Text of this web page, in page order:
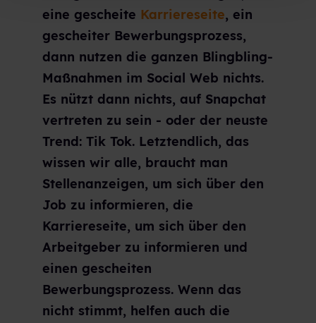
eine gescheite Karriereseite, ein
gescheiter Bewerbungsprozess,
dann nutzen die ganzen Blingbling-
Maßnahmen im Social Web nichts.
Es nützt dann nichts, auf Snapchat
vertreten zu sein - oder der neuste
Trend: Tik Tok. Letztendlich, das
wissen wir alle, braucht man
Stellenanzeigen, um sich über den
Job zu informieren, die
Karriereseite, um sich über den
Arbeitgeber zu informieren und
einen gescheiten
Bewerbungsprozess. Wenn das
nicht stimmt, helfen auch die